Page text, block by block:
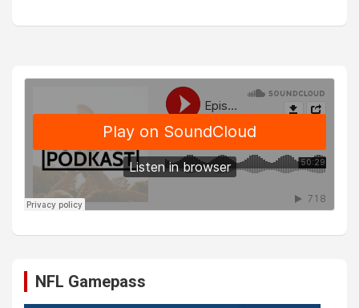
NFL Gamepass